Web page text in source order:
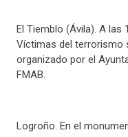
El Tiemblo (Ávila). A las
Víctimas del terrorismo
organizado por el
FMAB.
Logroño. En el